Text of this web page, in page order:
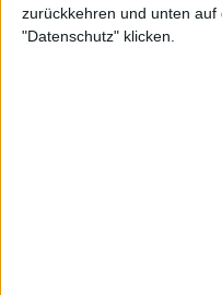
zurückkehren und unten
"Datenschutz" klicken.
2. Dir wird klar, dass Eric
schweinegeiler Sänger ist.